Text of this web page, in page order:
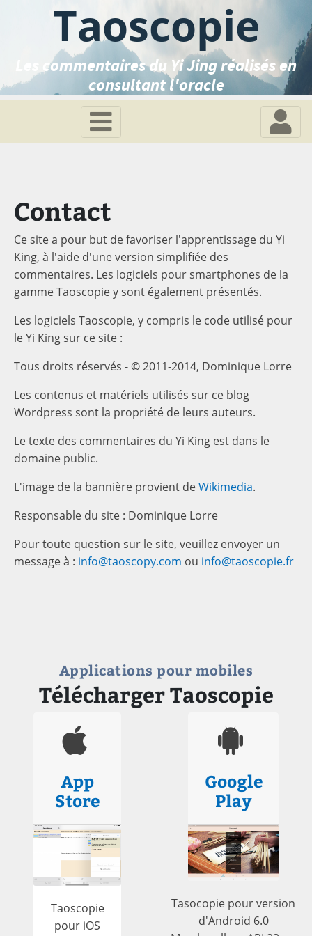
Taoscopie
Les commentaires du Yi Jing réalisés en
consultant l'oracle
Contact
Ce site a pour but de favoriser l'apprentissage du Yi
King, à l'aide d'une version simplifiée des
commentaires. Les logiciels pour smartphones de la
gamme Taoscopie y sont également présentés.
Les logiciels Taoscopie, y compris le code utilisé pour
le Yi King sur ce site :
Tous droits réservés -©2011-2014, Dominique Lorre
Les contenus et matériels utilisés sur ce blog
Wordpress sont la propriété de leurs auteurs.
Le texte des commentaires du Yi King est dans le
domaine public.
L'image de la bannière provient deWikimedia.
Responsable du site : Dominique Lorre
Pour toute question sur le site, veuillez envoyer un
message à : info@taoscopy.com ou info@taoscopie.fr
Applications pour mobiles
Télécharger Taoscopie
App
Store
Taoscopie
pour iOS
Google
Play
Tasocopie pour version
d'Android 6.0